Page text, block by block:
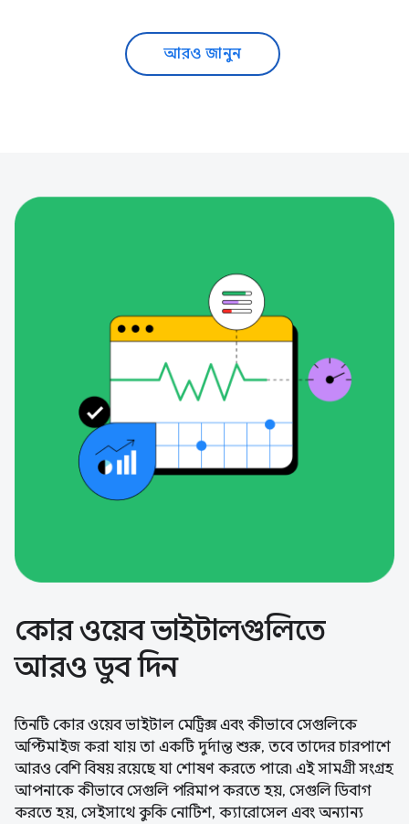
আরও জানুন
কোর ওয়েব ভাইটালগুলিতে
আরও ডুব দিন
তিনটি কোর ওয়েব ভাইটাল মেট্রিক্স এবং কীভাবে সেগুলিকে
অপ্টিমাইজ করা যায় তা একটি দুর্দান্ত শুরু, তবে তাদের চারপাশে
আরও বেশি বিষয় রয়েছে যা শোষণ করতে পারে৷ এই সামগ্রী সংগ্রহ
আপনাকে কীভাবে সেগুলি পরিমাপ করতে হয়, সেগুলি ডিবাগ
করতে হয়, সেইসাথে কুকি নোটিশ, ক্যারোসেল এবং অন্যান্য